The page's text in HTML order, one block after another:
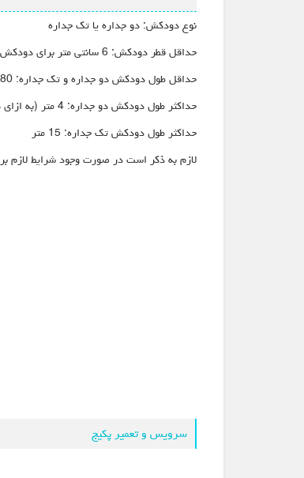
نوع دودکش: دو جداره یا تک جداره
حداقل قطر دودکش: 6 سانتی متر برای دودکش و 10 سانتی متر برای تامین هوای تازه
حداقل طول دودکش دو جداره و تک جداره: 80 سانتی متر
حداکثر طول دودکش دو جداره: 4 متر (به ازای هر زانوی 90 درجه 1 متر از طول دودکش کسر می شود)
حداکثر طول دودکش تک جداره: 15 متر
لازم به ذکر است در صورت وجود شرایط
سرویس و تعمیر پکیج